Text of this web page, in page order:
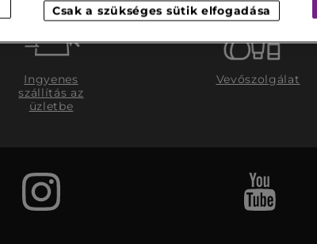
Ingyenes
szállítás az
üzletbe
Vevőszolgálat
Csak a szükséges sütik elfogadása